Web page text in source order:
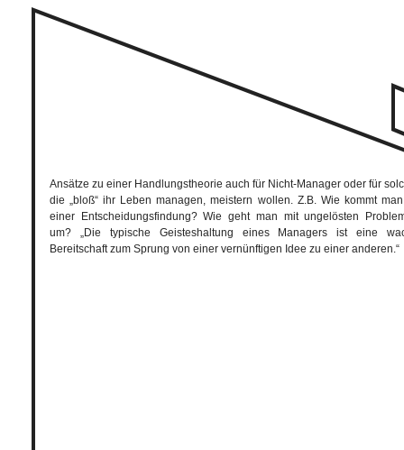
Ansätze zu einer Handlungstheorie auch für Nicht-Manager oder für
die „bloß“ ihr Leben managen, meistern wollen. Z.B. Wie kommt
einer Entscheidungsfindung? Wie geht man mit ungelösten
um? „Die typische Geisteshaltung eines Managers ist eine
Bereitschaft zum Sprung von einer vernünftigen Idee zu einer anderen.“